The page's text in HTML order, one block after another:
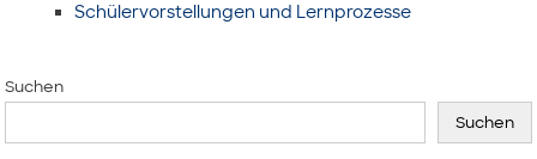
Schülervorstellungen und Lernprozesse
Suchen
Suchen